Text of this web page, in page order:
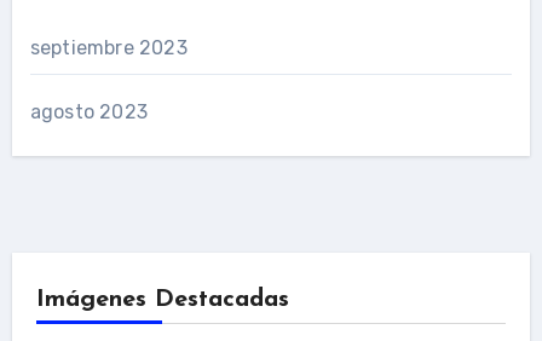
septiembre 2023
agosto 2023
Imágenes Destacadas